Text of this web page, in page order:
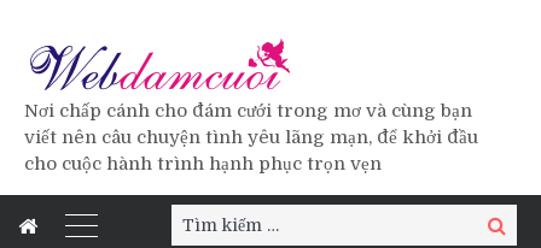
Nơi chấp cánh cho đám cưới trong mơ và cùng bạn
viết nên câu chuyện tình yêu lãng mạn, để khởi đầu
cho cuộc hành trình hạnh phục trọn vẹn
Tìm
kiếm:
Tìm
kiếm